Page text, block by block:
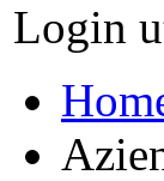
Login